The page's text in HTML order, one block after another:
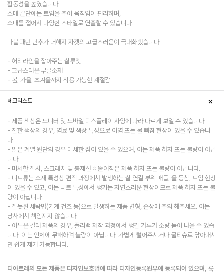
활동성을 높였습니다.
소매 끝단에는 트임을 주어 움직임이 편리하며,
소매를 접어서 다양한 스타일로 연출할 수 있습니다.
마블 패턴 단추가 더해져 자켓의 고급스러움이 극대화했습니다.
- 허리라인을 잡아주는 실루엣
- 고급스러운 부클소재
- 봄, 가을, 초겨울까지 착용 가능한 계절감
체크리스트
- 제품 색상은 모니터 및 모바일 디스플레이 사양에 따라 다르게 보일 수 있습니다.
- 진한 색상의 경우, 염료 및 색상 특성으로 이염 또는 물 빠짐 현상이 있을 수 있습니
다.
- 밝은 계열 원단의 경우 미세한 점이 있을 수 있으며, 이는 제품 하자 또는 불량이 아닙
니다.
- 미세한 잡사, 스크래치 및 봉제선 삐뚤어짐은 제품 하자 또는 불량이 아닙니다.
- 니트류는 소재 특성상 편직 과정에서 발생하는 실 연결 부위 매듭, 올 뭉침, 트임 현상
이 있을 수 있고, 이는 니트 특성에서 생기는 자연스러운 현상이므로 제품 하자 또는 불
량이 아닙니다.
- 잘못된 세탁법(기계 건조 등)으로 발생하는 제품 변형, 손상에 주의 해주세요. 이는
당사에서 책임지지 않습니다.
- 어두운 컬러 제품의 경우, 폴리백 제작 과정에서 생긴 가루가 소량 묻어 나올 수 있습
니다. 이는 인체에 무해하며 불량이 아닙니다. 가볍게 털어주시거나 물티슈로 닦아내시
면 쉽게 제거 가능합니다.
디아트레의 모든 제품은 디자인보호법에 따라 디자인등록원부에 등록되어 있으며, 룩